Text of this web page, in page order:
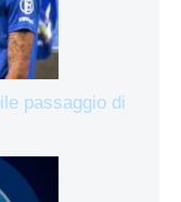
passaggio di